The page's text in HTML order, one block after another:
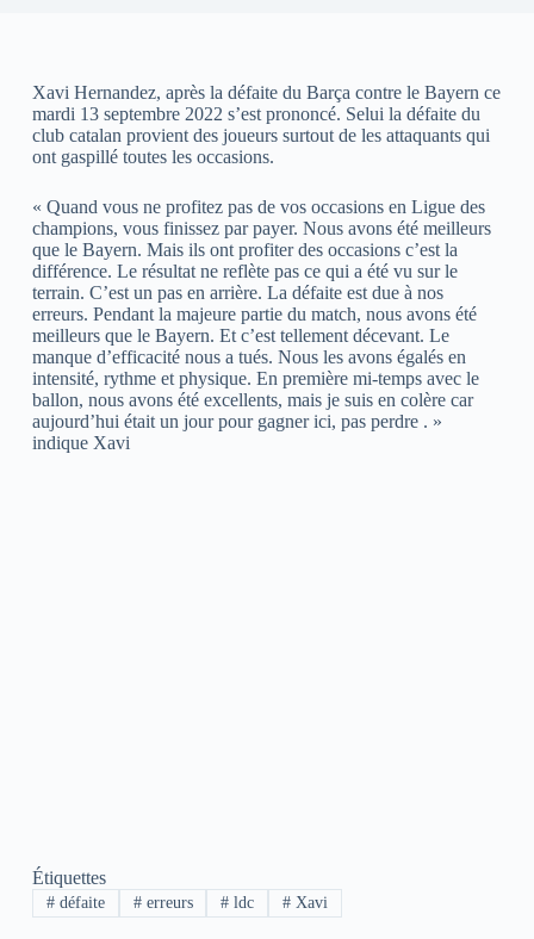
Xavi Hernandez, après la défaite du Barça contre le Bayern ce
mardi 13 septembre 2022 s’est prononcé. Selui la défaite du
club catalan provient des joueurs surtout de les attaquants qui
ont gaspillé toutes les occasions.
« Quand vous ne profitez pas de vos occasions en Ligue des
champions, vous finissez par payer. Nous avons été meilleurs
que le Bayern. Mais ils ont profiter des occasions c’est la
différence. Le résultat ne reflète pas ce qui a été vu sur le
terrain. C’est un pas en arrière. La défaite est due à nos
erreurs. Pendant la majeure partie du match, nous avons été
meilleurs que le Bayern. Et c’est tellement décevant. Le
manque d’efficacité nous a tués. Nous les avons égalés en
intensité, rythme et physique. En première mi-temps avec le
ballon, nous avons été excellents, mais je suis en colère car
aujourd’hui était un jour pour gagner ici, pas perdre . »
indique Xavi
Étiquettes
#défaite #erreurs # ldc # Xavi